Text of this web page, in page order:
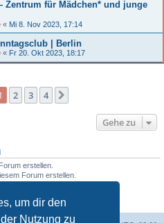
um dir den
Nutzung zu
für Mädchen* und junge
« Mi 8. Nov 2023, 17:14
| Berlin
« Fr 20. Okt 2023, 18:17
2 3 4
Gehe zu
erstellen.
Forum erstellen.
erstellen.